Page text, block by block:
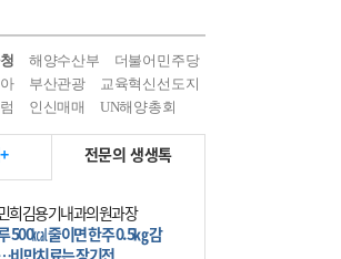
해양수산부
더불어민주당
부산관광
교육혁신선도지
인신매매 UN해양총회
전문의 생생톡
희김용기내과의원과장
500㎉ 줄이면 한주 0.5㎏ 감
비만치료는 장기전